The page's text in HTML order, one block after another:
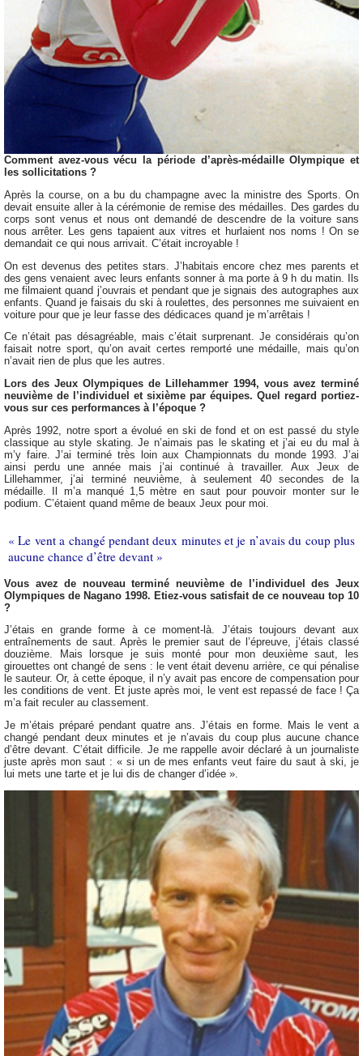
Comment avez-vous vécu la période d’après-médaille Olympique et
les sollicitations ?
Après la course, on a bu du champagne avec la ministre des Sports. On
devait ensuite aller à la cérémonie de remise des médailles. Des gardes du
corps sont venus et nous ont demandé de descendre de la voiture sans
nous arrêter. Les gens tapaient aux vitres et hurlaient nos noms ! On se
demandait ce qui nous arrivait. C’était incroyable !
On est devenus des petites stars. J’habitais encore chez mes parents et
des gens venaient avec leurs enfants sonner à ma porte à 9 h du matin. Ils
me filmaient quand j’ouvrais et pendant que je signais des autographes aux
enfants. Quand je faisais du ski à roulettes, des personnes me suivaient en
voiture pour que je leur fasse des dédicaces quand je m’arrêtais !
Ce n’était pas désagréable, mais c’était surprenant. Je considérais qu’on
faisait notre sport, qu’on avait certes remporté une médaille, mais qu’on
n’avait rien de plus que les autres.
Lors des Jeux Olympiques de Lillehammer 1994, vous avez terminé
neuvième de l’individuel et sixième par équipes. Quel regard portiez-
vous sur ces performances à l’époque ?
Après 1992, notre sport a évolué en ski de fond et on est passé du style
classique au style skating. Je n’aimais pas le skating et j’ai eu du mal à
m’y faire. J’ai terminé très loin aux Championnats du monde 1993. J’ai
ainsi perdu une année mais j’ai continué à travailler. Aux Jeux de
Lillehammer, j’ai terminé neuvième, à seulement 40 secondes de la
médaille. Il m’a manqué 1,5 mètre en saut pour pouvoir monter sur le
podium. C’étaient quand même de beaux Jeux pour moi.
« Le vent a changé pendant deux minutes et je n’avais du coup plus
aucune chance d’être devant »
Vous avez de nouveau terminé neuvième de l’individuel des Jeux
Olympiques de Nagano 1998. Etiez-vous satisfait de ce nouveau top 10
?
J’étais en grande forme à ce moment-là. J’étais toujours devant aux
entraînements de saut. Après le premier saut de l’épreuve, j’étais classé
douzième. Mais lorsque je suis monté pour mon deuxième saut, les
girouettes ont changé de sens : le vent était devenu arrière, ce qui pénalise
le sauteur. Or, à cette époque, il n’y avait pas encore de compensation pour
les conditions de vent. Et juste après moi, le vent est repassé de face ! Ça
m’a fait reculer au classement.
Je m’étais préparé pendant quatre ans. J’étais en forme. Mais le vent a
changé pendant deux minutes et je n’avais du coup plus aucune chance
d’être devant. C’était difficile. Je me rappelle avoir déclaré à un journaliste
juste après mon saut : « si un de mes enfants veut faire du saut à ski, je
lui mets une tarte et je lui dis de changer d’idée ».